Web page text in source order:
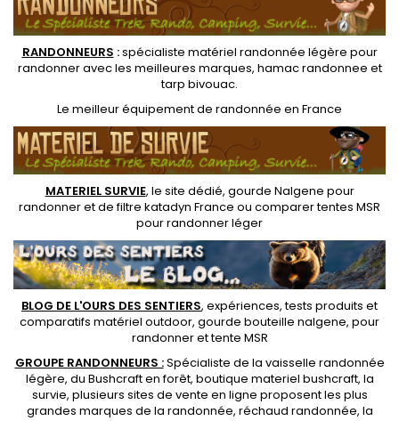
RANDONNEURS :spécialiste matériel randonnée légère pour
randonner avec les meilleures marques, hamac randonnee et
tarp bivouac.
Le meilleur équipement de randonnée en France
MATERIEL SURVIE, le site dédié, gourde Nalgene pour
randonneret defiltre katadyn France ou comparer tentes MSR
pour randonner léger
BLOG DE L'OURS DES SENTIERS, expériences, tests produits et
comparatifs matériel outdoor, gourde bouteille nalgene, pour
randonner ettente MSR
GROUPE RANDONNEURS :Spécialiste de la vaisselle randonnée
légère, du Bushcraft en forêt, boutique materiel bushcraft, la
survie, plusieurs sites de vente en ligne proposent les plus
grandes marques de la randonnée, réchaud randonnée, la